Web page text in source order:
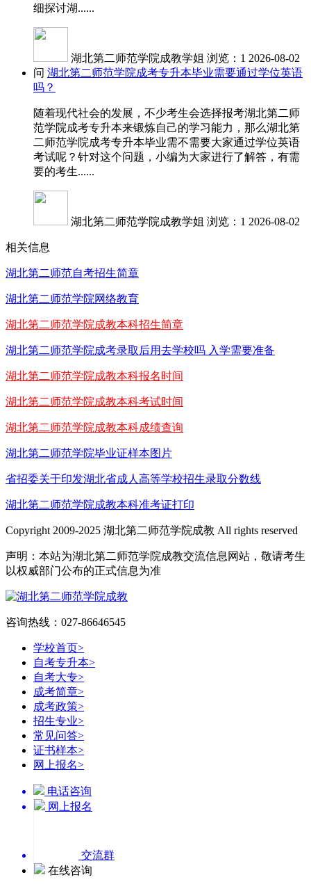
细探讨湖......
湖北第二师范学院成教学姐 浏览：1 2026-08-02
问 湖北第二师范学院成考专升本毕业需要通过学位英语
吗？
随着现代社会的发展，不少考生会选择报考湖北第二师
范学院成考专升本来锻炼自己的学习能力，那么湖北第
二师范学院成考专升本毕业需不需要大家通过学位英语
考试呢？针对这个问题，小编为大家进行了解答，有需
要的考生......
湖北第二师范学院成教学姐 浏览：1 2026-08-02
相关信息
湖北第二师范自考招生简章
湖北第二师范学院网络教育
湖北第二师范学院成教本科招生简章
湖北第二师范学院成考录取后用去学校吗 入学需要准备
湖北第二师范学院成教本科报名时间
湖北第二师范学院成教本科考试时间
湖北第二师范学院成教本科成绩查询
湖北第二师范学院毕业证样本图片
省招委关于印发湖北省成人高等学校招生录取分数线
湖北第二师范学院成教本科准考证打印
Copyright 2009-2025 湖北第二师范学院成教 All rights reserved
声明：本站为湖北第二师范学院成教交流信息网站，敬请考生
以权威部门公布的正式信息为准
咨询热线：027-86646545
学校首页>
自考专升本>
自考大专>
成考简章>
成考政策>
招生专业>
常见问答>
证书样本>
网上报名>
电话咨询
网上报名
交流群
在线咨询